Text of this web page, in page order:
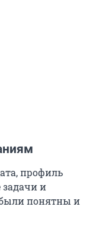
профиль
и
понятны и